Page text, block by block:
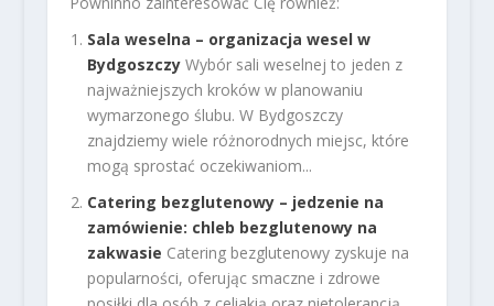
Sala weselna – organizacja wesel w
Bydgoszczy Wybór sali weselnej to jeden z
najważniejszych kroków w planowaniu
wymarzonego ślubu. W Bydgoszczy
znajdziemy wiele różnorodnych miejsc, które
mogą sprostać oczekiwaniom...
Catering bezglutenowy – jedzenie na
zamówienie: chleb bezglutenowy na
zakwasie Catering bezglutenowy zyskuje na
popularności, oferując smaczne i zdrowe